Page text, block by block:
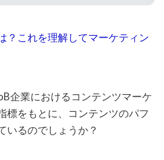
？これを理解してマーケティン
企業におけるコンテンツマーケ
標をもとに、コンテンツのパフ
いるのでしょうか？